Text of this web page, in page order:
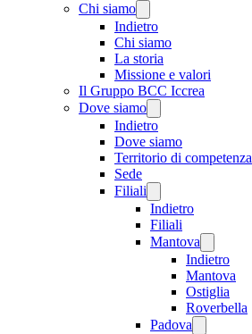
Chi siamo
Indietro
Chi siamo
La storia
Missione e valori
Il Gruppo BCC Iccrea
Dove siamo
Indietro
Dove siamo
Territorio di competenza
Sede
Filiali
Indietro
Filiali
Mantova
Indietro
Mantova
Ostiglia
Roverbella
Padova